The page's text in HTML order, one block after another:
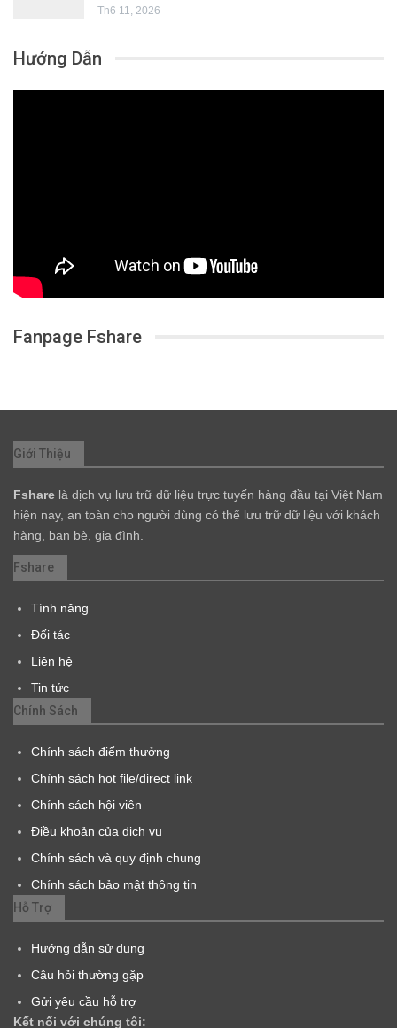
Th6 11, 2026
Hướng Dẫn
Fanpage Fshare
Giới Thiệu
Fshare là dịch vụ lưu trữ dữ liệu trực tuyến hàng đầu tại Việt Nam
hiện nay, an toàn cho người dùng có thể lưu trữ dữ liệu với khách
hàng, bạn bè, gia đình.
Fshare
Tính năng
Đối tác
Liên hệ
Tin tức
Chính Sách
Chính sách điểm thưởng
Chính sách hot file/direct link
Chính sách hội viên
Điều khoản của dịch vụ
Chính sách và quy định chung
Chính sách bảo mật thông tin
Hỗ Trợ
Hướng dẫn sử dụng
Câu hỏi thường gặp
Gửi yêu cầu hỗ trợ
Kết nối với chúng tôi: